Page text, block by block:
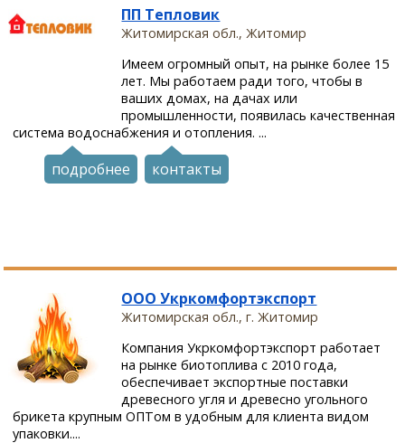
ПП Тепловик
Житомирская обл., Житомир
Имеем огромный опыт, на рынке более 15
лет. Мы работаем ради того, чтобы в
ваших домах, на дачах или
промышленности, появилась качественная
система водоснабжения и отопления. ...
подробнее контакты
ООО Укркомфортэкспорт
Житомирская обл., г. Житомир
Компания Укркомфортэкспорт работает
на рынке биотоплива с 2010 года,
обеспечивает экспортные поставки
древесного угля и древесно угольного
брикета крупным ОПТом в удобным для клиента видом
упаковки....